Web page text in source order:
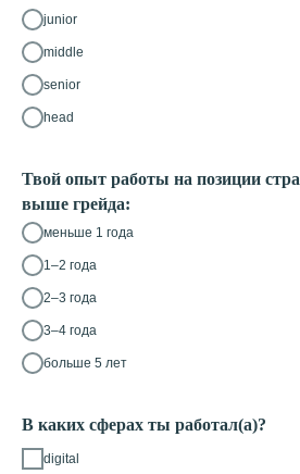
junior
middle
senior
head
Твой опыт работы на позиции
выше грейда:
меньше 1 года
1–2 года
2–3 года
3–4 года
больше 5 лет
В каких сферах ты работал(а)?
digital